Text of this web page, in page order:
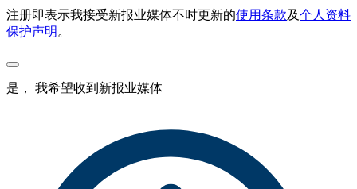
注册即表示我接受新报业媒体不时更新的使用条款及个人资料
保护声明 。
是， 我希望收到新报业媒体